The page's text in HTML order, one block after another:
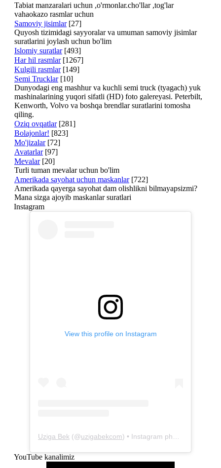
Tabiat manzaralari uchun ,o'rmonlar.cho'llar ,tog'lar
vahaokazo rasmlar uchun
Samoviy jisimlar [27]
Quyosh tizimidagi sayyoralar va umuman samoviy jisimlar
suratlarini joylash uchun bo'lim
Islomiy suratlar [493]
Har hil rasmlar [1267]
Kulgili rasmlar [149]
Semi Trucklar [10]
Dunyodagi eng mashhur va kuchli semi truck (tyagach) yuk
mashinalarining yuqori sifatli (HD) foto galereyasi. Peterbilt,
Kenworth, Volvo va boshqa brendlar suratlarini tomosha
qiling.
Oziq ovqatlar [281]
Bolajonlar! [823]
Mo'jizalar [72]
Avatarlar [97]
Mevalar [20]
Turli tuman mevalar uchun bo'lim
Amerikada sayohat uchun maskanlar [722]
Amerikada qayerga sayohat dam olishlikni bilmayapsizmi?
Mana sizga ajoyib maskanlar suratlari
Instagram
View this profile on Instagram
Uziga Bek (@uzigabekcom) • Instagram photos and videos
YouTube kanalimiz